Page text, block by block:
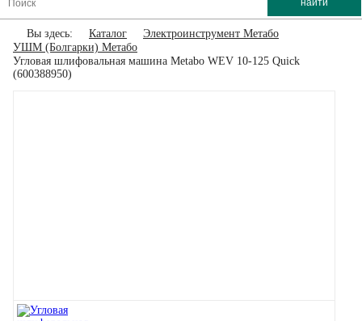
Вы здесь: Каталог
Электроинструмент Метабо
УШМ (Болгарки) Метабо
Угловая шлифовальная машина Metabo WEV 10-125 Quick
(600388950)